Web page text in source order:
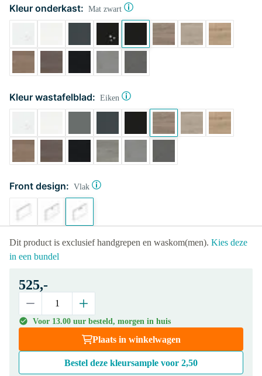
Kleur onderkast: Mat zwart
Kleur wastafelblad: Eiken
Front design: Vlak
Dit product is exclusief handgrepen en waskom(men). Kies deze
in een bundel
525,-
Voor 13.00 uur besteld, morgen in huis
Plaats in winkelwagen
Bestel deze kleursample voor 2,50